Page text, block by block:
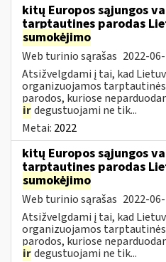
kitų Europos sąjungos
tarptautines parodas
sumokėjimo
Web turinio sąrašas 2022-
Atsižvelgdami į tai, kad
organizuojamos
parodos, kuriose
irdegustuojami ne tik...
Metai: 2022
kitų Europos sąjungos
tarptautines parodas
sumokėjimo
Web turinio sąrašas 2022-
Atsižvelgdami į tai, kad
organizuojamos
parodos, kuriose
irdegustuojami ne tik...